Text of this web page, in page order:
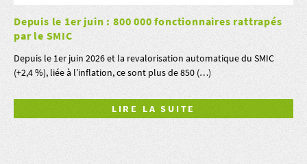
Depuis le 1er juin : 800 000 fonctionnaires rattrapés
par le SMIC
Depuis le 1er juin 2026 et la revalorisation automatique du SMIC
(+2,4 %), liée à l’inflation, ce sont plus de 850 (…)
LIRE LA SUITE